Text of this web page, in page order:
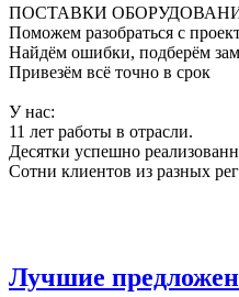
ПОСТАВКИ
Поможем разобраться с
Найдём ошибки, подберём
Привезём всё точно в срок
У нас:
11 лет работы в отрасли.
Десятки успешно
Сотни клиентов из разных
Лучшие